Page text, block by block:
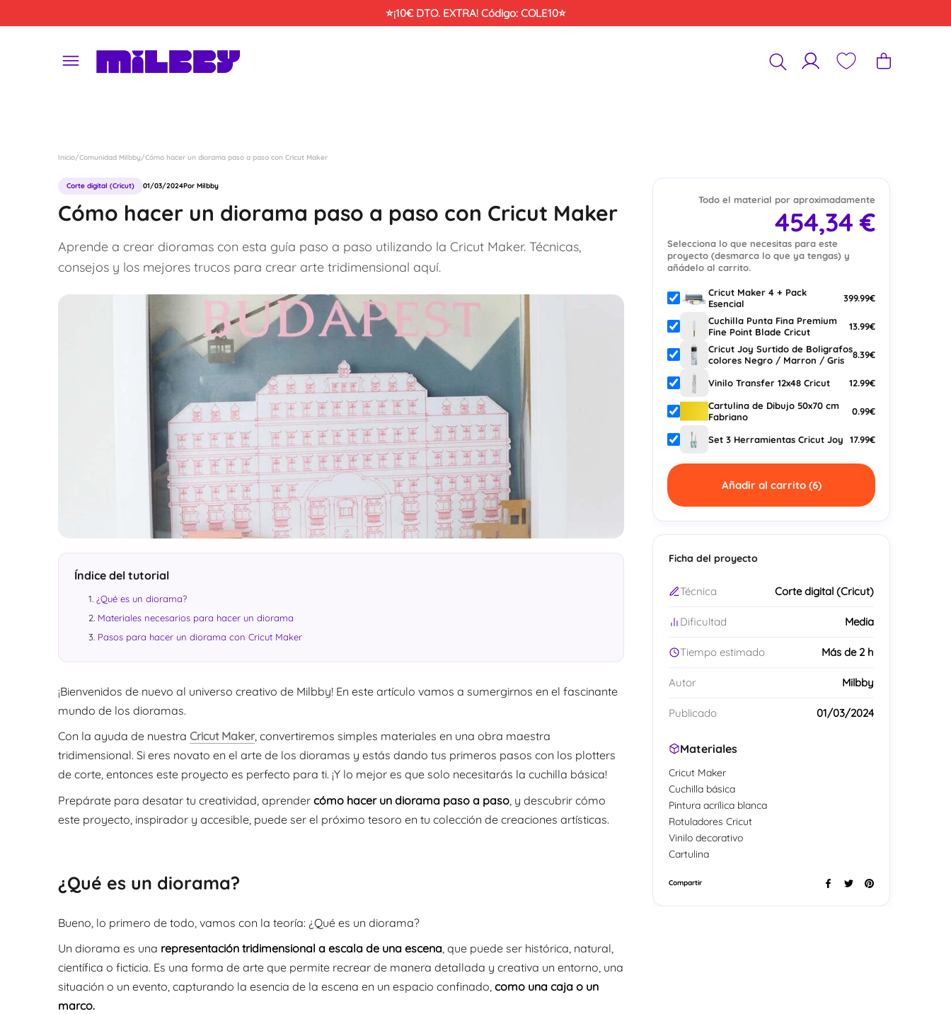
⭐¡10€ DTO. EXTRA! Código: COLE10⭐
Inicio/Comunidad Milbby/Cómo hacer un diorama paso a paso con Cricut Maker
Corte digital (Cricut) 01/03/2024Por Milbby
Cómo hacer un diorama paso a paso con Cricut Maker
Aprende a crear dioramas con esta guía paso a paso utilizando la Cricut Maker. Técnicas,
consejos y los mejores trucos para crear arte tridimensional aquí.
Índice del tutorial
¿Qué es un diorama?
Materiales necesarios para hacer un diorama
Pasos para hacer un diorama con Cricut Maker
¡Bienvenidos de nuevo al universo creativo de Milbby! En este artículo vamos a sumergirnos en el fascinante
mundo de los dioramas.
Con la ayuda de nuestra Cricut Maker, convertiremos simples materiales en una obra maestra
tridimensional. Si eres novato en el arte de los dioramas y estás dando tus primeros pasos con los plotters
de corte, entonces este proyecto es perfecto para ti. ¡Y lo mejor es que solo necesitarás la cuchilla básica!
Prepárate para desatar tu creatividad, aprender cómo hacer un diorama paso a paso, y descubrir cómo
este proyecto, inspirador y accesible, puede ser el próximo tesoro en tu colección de creaciones artísticas.
¿Qué es un diorama?
Bueno, lo primero de todo, vamos con la teoría: ¿Qué es un diorama?
Un diorama es una representación tridimensional a escala de una escena, que puede ser histórica, natural,
científica o ficticia. Es una forma de arte que permite recrear de manera detallada y creativa un entorno, una
situación o un evento, capturando la esencia de la escena en un espacio confinado, como una caja o un
marco.
Todo el material por aproximadamente
454,34 €
Selecciona lo que necesitas para este
proyecto (desmarca lo que ya tengas) y
añádelo al carrito.
Cricut Maker 4 + Pack
Esencial
399.99€
Cuchilla Punta Fina Premium
Fine Point Blade Cricut
13.99€
Cricut Joy Surtido de Boligrafos
colores Negro / Marron / Gris
8.39€
Vinilo Transfer 12x48 Cricut 12.99€
Cartulina de Dibujo 50x70 cm
Fabriano
0.99€
Set 3 Herramientas Cricut Joy 17.99€
Añadir al carrito (6)
Ficha del proyecto
Técnica Corte digital (Cricut)
Dificultad Media
Tiempo estimado Más de 2 h
Autor Milbby
Publicado 01/03/2024
Materiales
Cricut Maker
Cuchilla básica
Pintura acrílica blanca
Rotuladores Cricut
Vinilo decorativo
Cartulina
Compartir